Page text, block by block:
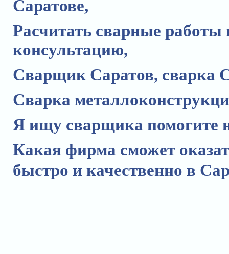
Саратове,
Расчитать сварные работы
консультацию,
Сварщик Саратов, сварка
Сварка
Я ищу сварщика помогите
Какая фирма сможет
быстро и качественно в